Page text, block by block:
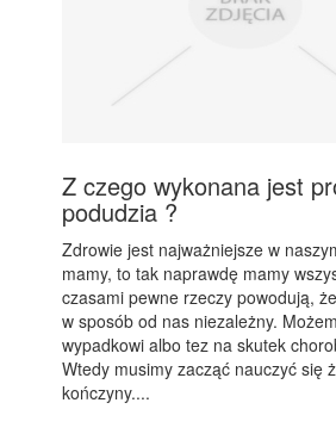
Z czego wykonana jest
podudzia ?
Zdrowie jest najważniejsze w
mamy, to tak naprawdę mamy
czasami pewne rzeczy powodują,
w sposób od nas niezależny.
wypadkowi albo tez na skutek
Wtedy musimy zacząć nauczyć się
kończyny....